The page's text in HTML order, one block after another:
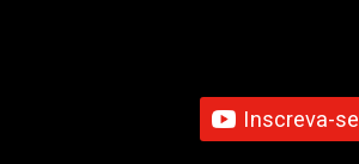
Inscreva-se